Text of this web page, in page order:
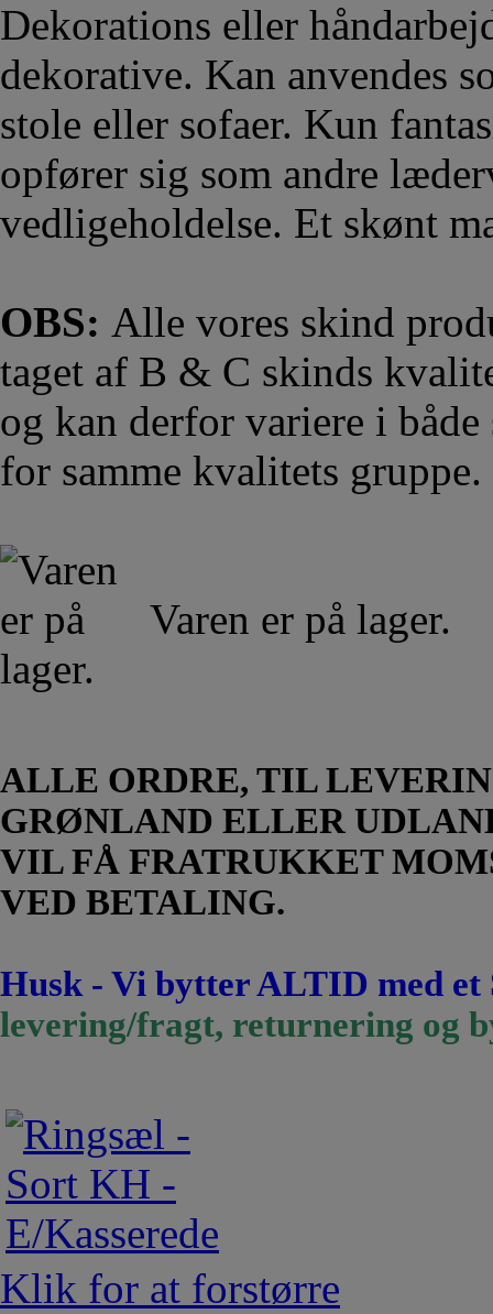
Dekorations eller
dekorative. Kan anvendes
stole eller sofaer. Kun
opfører sig som andre
vedligeholdelse. Et skønt
OBS: Alle vores skind
taget af B & C skinds
og kan derfor variere i
for samme kvalitets gruppe.
Varen er på lager.
ALLE ORDRE, TIL
GRØNLAND ELLER
VIL FÅ FRATRUKKET
VED BETALING.
Husk - Vi bytter ALTID med
levering/fragt, returnering og
Klik for at forstørre